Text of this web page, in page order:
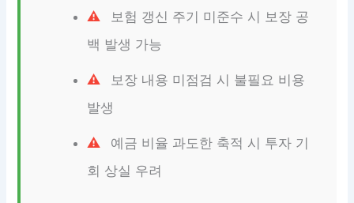
보험 갱신 주기 미준수 시 보장 공
백 발생 가능
보장 내용 미점검 시 불필요 비용
발생
예금 비율 과도한 축적 시 투자 기
회 상실 우려